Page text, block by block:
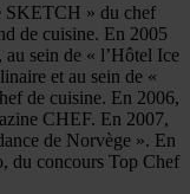
SKETCH » du chef
de cuisine. En 2005
sein de « l’Hôtel Ice
et au sein de «
de cuisine. En 2006,
CHEF. En 2007,
de Norvège ». En
du concours Top Chef